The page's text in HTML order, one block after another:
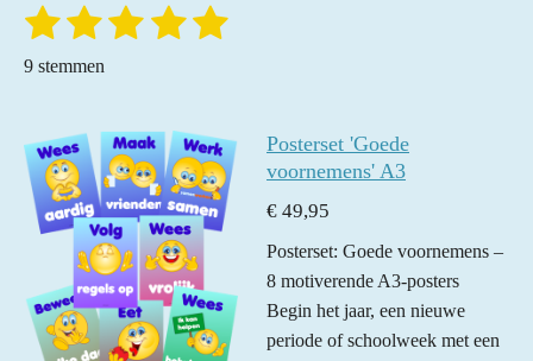
R
t
g
8
1
s
e
r
2
s
e
r
r
e
n
3
e
r
r
e
n
4
e
r
r
e
n
5
e
r
r
e
n
S
n
9 stemmen
Posterset 'Goede
voornemens' A3
€ 49,95
Posterset: Goede voornemens –
8 motiverende A3-posters
Begin het jaar, een nieuwe
periode of schoolweek met een